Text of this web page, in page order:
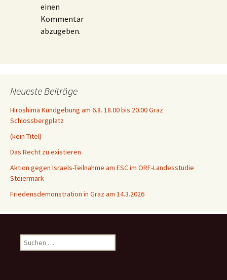
einen
Kommentar
abzugeben.
Neueste Beiträge
Hiroshima Kundgebung am 6.8. 18.00 bis 20.00 Graz
Schlossbergplatz
(kein Titel)
Das Recht zu existieren
Aktion gegen Israels-Teilnahme am ESC im ORF-Landesstudie
Steiermark
Friedensdemonstration in Graz am 14.3.2026
Suchen
nach: